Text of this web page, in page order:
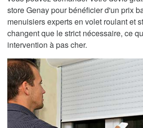
store Genay pour bénéficier d'un prix
menuisiers experts en volet roulant et
changent que le strict nécessaire, ce
intervention à pas cher.